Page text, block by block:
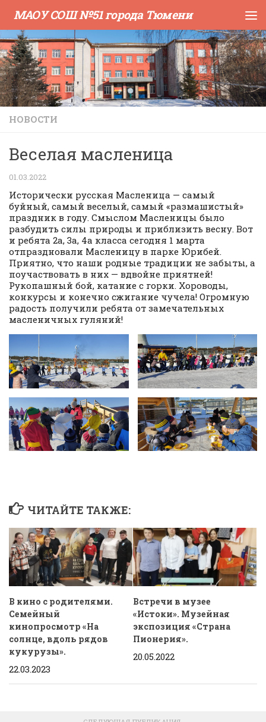
Skip to content
МАОУ СОШ №51 города Тюмени
НОВОСТИ
Веселая масленица
01.03.2022
Исторически русская Масленица — самый
буйный, самый веселый, самый «размашистый»
праздник в году. Смыслом Масленицы было
разбудить силы природы и приблизить весну. Вот
и ребята 2а, 3а, 4а класса сегодня 1 марта
отпраздновали Масленицу в парке Юрибей.
Приятно, что наши родные традиции не забыты, а
поучаствовать в них — вдвойне приятней!
Рукопашный бой, катание с горки. Хороводы,
конкурсы и конечно сжигание чучела! Огромную
радость получили ребята от замечательных
масленичных гуляний!
ЧИТАЙТЕ ТАКЖЕ:
В кино с родителями.
Семейный
кинопросмотр «На
солнце, вдоль рядов
кукурузы».
22.03.2023
Встречи в музее
«Истоки». Музейная
экспозиция «Страна
Пионерия».
20.05.2022